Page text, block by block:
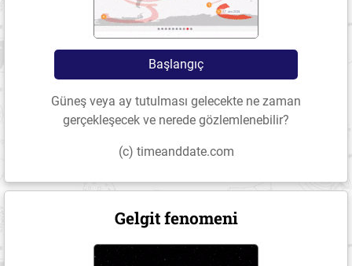
Başlangıç
Güneş veya ay tutulması gelecekte ne zaman
gerçekleşecek ve nerede gözlemlenebilir?
(c) timeanddate.com
Gelgit fenomeni